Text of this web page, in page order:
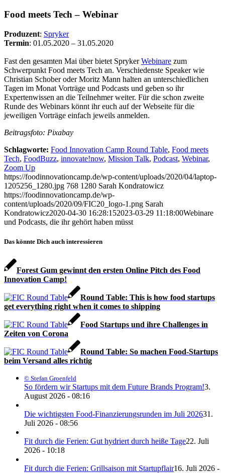
Food meets Tech – Webinar
Produzent: Spryker
Termin: 01.05.2020 – 31.05.2020
Fast den gesamten Mai über bietet SprykerWebinare zum
Schwerpunkt Food meets Tech an. Verschiedenste Speaker wie
Christian Schober oder Moritz Mann halten an unterschiedlichen
Tagen im Monat Vorträge und Podcasts und geben so ihr
Expertenwissen an die Teilnehmer weiter. Für die schon zweite
Runde des Webinars könnt ihr euch auf der Webseite für die
jeweiligen Vorträge einfach jeweils anmelden.
Beitragsfoto: Pixabay
Schlagworte: Food Innovation Camp Round Table, Food meets
Tech, FoodBuzz, innovate!now, Mission Talk, Podcast, Webinar,
Zoom Up
https://foodinnovationcamp.de/wp-content/uploads/2020/04/laptop-
1205256_1280.jpg 768 1280 Sarah Kondratowicz
https://foodinnovationcamp.de/wp-
content/uploads/2020/09/FIC20_logo-1.png Sarah
Kondratowicz2020-04-30 16:28:152023-03-29 11:18:00Webinare
und Podcasts, die ihr gehört haben müsst
Das könnte Dich auch interessieren
Forest Gum gewinnt den ersten Online Pitch des Food
Innovation Camp!
Round Table: This is how food startups
get everything right when it comes to shipping
Food Startups und ihre Challenges in
Zeiten von Corona
Round Table: So machen Food-Startups
beim Versand alles richtig
© Stefan Groenfeld
So fördern wir Startups mit dem Future Brands Program!3.
August 2026 - 08:16
Die wichtigsten Food-Finanzierungsrunden im Juli 202631.
Juli 2026 - 08:56
Fit durch die Ferien: Gut hydriert durch heiße Tage22. Juli
2026 - 10:18
Fit durch die Ferien: Grillsaison mit Startupflair16. Juli 2026 -